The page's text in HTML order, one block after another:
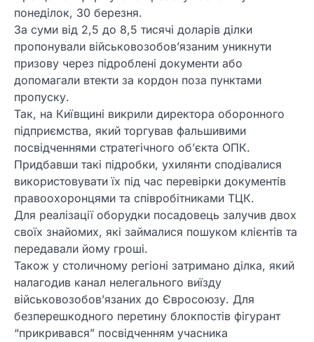
понеділок, 30 березня.
За суми від 2,5 до 8,5 тисячі доларів ділки
пропонували військовозобов’язаним уникнути
призову через підроблені документи або
допомагали втекти за кордон поза пунктами
пропуску.
Так, на Київщині викрили директора оборонного
підприємства, який торгував фальшивими
посвідченнями стратегічного об’єкта ОПК.
Придбавши такі підробки, ухилянти сподівалися
використовувати їх під час перевірки документів
правоохоронцями та співробітниками ТЦК.
Для реалізації оборудки посадовець залучив двох
своїх знайомих, які займалися пошуком клієнтів та
передавали йому гроші.
Також у столичному регіоні затримано ділка, який
налагодив канал нелегального виїзду
військовозобов’язаних до Євросоюзу. Для
безперешкодного перетину блокпостів фігурант
“прикривався” посвідченням учасника